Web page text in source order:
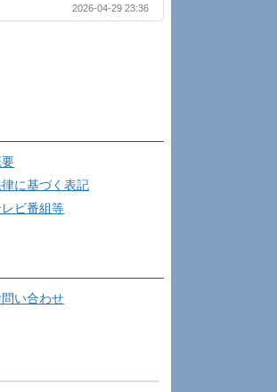
2026-04-29 23:36
に基づく表記
ビ番組等
い合わせ